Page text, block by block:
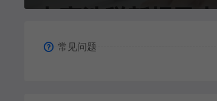
常见问题